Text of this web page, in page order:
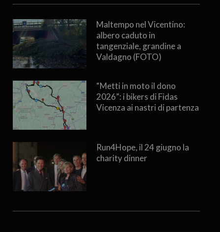
Maltempo nel Vicentino:
albero caduto in
tangenziale, grandine a
Valdagno (FOTO)
“Metti in moto il dono
2026”: i bikers di Fidas
Vicenza ai nastri di partenza
Run4Hope, il 24 giugno la
charity dinner